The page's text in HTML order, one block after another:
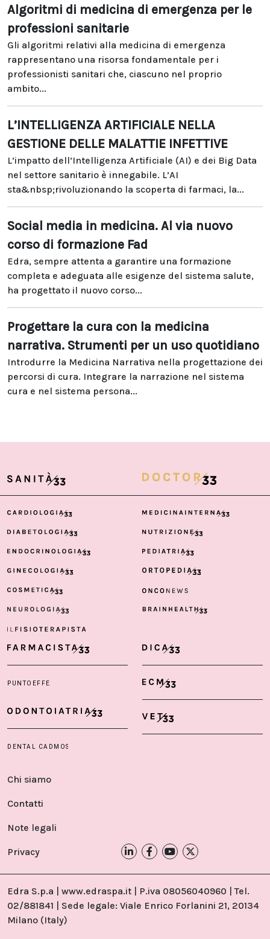
Algoritmi di medicina di emergenza per le
professioni sanitarie
Gli algoritmi relativi alla medicina di emergenza
rappresentano una risorsa fondamentale per i
professionisti sanitari che, ciascuno nel proprio
ambito...
L’INTELLIGENZA ARTIFICIALE NELLA
GESTIONE DELLE MALATTIE INFETTIVE
L’impatto dell’Intelligenza Artificiale (AI) e dei Big Data
nel settore sanitario è innegabile. L’AI
sta&nbsp;rivoluzionando la scoperta di farmaci, la...
Social media in medicina. Al via nuovo
corso di formazione Fad
Edra, sempre attenta a garantire una formazione
completa e adeguata alle esigenze del sistema salute,
ha progettato il nuovo corso...
Progettare la cura con la medicina
narrativa. Strumenti per un uso quotidiano
Introdurre la Medicina Narrativa nella progettazione dei
percorsi di cura. Integrare la narrazione nel sistema
cura e nel sistema persona...
Chi siamo
Contatti
Note legali
Privacy
Edra S.p.a | www.edraspa.it | P.iva 08056040960 | Tel.
02/881841 | Sede legale: Viale Enrico Forlanini 21, 20134
Milano (Italy)